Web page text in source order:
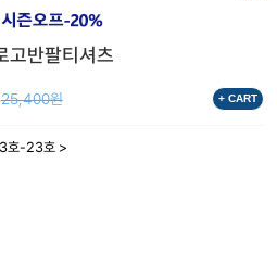
고반팔티셔츠
25,400원 + CART
호-23호 >